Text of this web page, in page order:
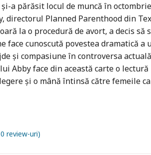
și-a părăsit locul de muncă în
directorul Planned Parenthood din
la o procedură de avort, a decis
face cunoscută povestea dramatică
și compasiune în controversa
Abby face din această carte o
și o mână întinsă către femeile
review-uri)